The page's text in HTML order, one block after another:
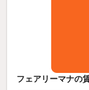
フェアリーマナの